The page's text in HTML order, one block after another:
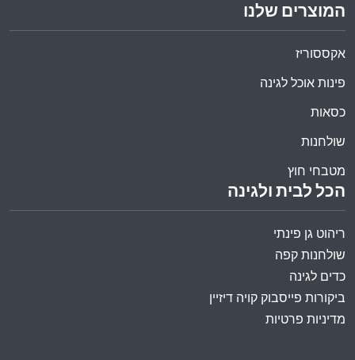
הכל לבית ולגינה
ריהוט גן פינתי
שולחנות קפה
כדים לגינה
ביקורות פייסבוק קויה דיזיין
מדיניות פרטיות
המוצרים שלנו
אקססוריז
פינות אוכל לגינה
כסאות
שולחנות
מטבחי חוץ